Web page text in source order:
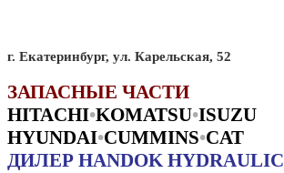
г. Екатеринбург, ул. Карельская, 52
ЗАПАСНЫЕ ЧАСТИ
HITACHI•KOMATSU•ISUZU
HYUNDAI•CUMMINS•CAT
ДИЛЕР HANDOK HYDRAULIC